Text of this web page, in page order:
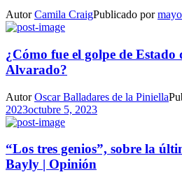
AutorCamila CraigPublicado por
¿Cómo fue el golpe de Estado
Alvarado?
AutorOscar Balladares de la Piniella
2023octubre 5, 2023
“Los tres genios”, sobre la
Bayly | Opinión